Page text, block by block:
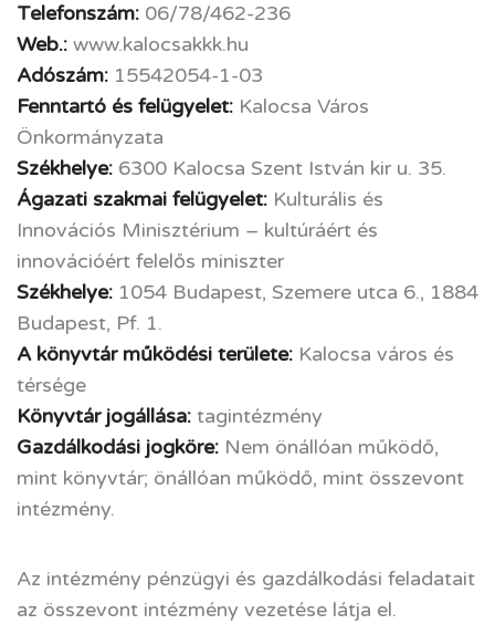
Telefonszám: 06/78/462-236
Web.: www.kalocsakkk.hu
Adószám: 15542054-1-03
Fenntartó és felügyelet: Kalocsa Város
Önkormányzata
Székhelye: 6300 Kalocsa Szent István kir u. 35.
Ágazati szakmai felügyelet: Kulturális és
Innovációs Minisztérium – kultúráért és
innovációért felelős miniszter
Székhelye: 1054 Budapest, Szemere utca 6., 1884
Budapest, Pf. 1.
A könyvtár működési területe: Kalocsa város és
térsége
Könyvtár jogállása: tagintézmény
Gazdálkodási jogköre: Nem önállóan működő,
mint könyvtár; önállóan működő, mint összevont
intézmény.
Az intézmény pénzügyi és gazdálkodási feladatait
az összevont intézmény vezetése látja el.